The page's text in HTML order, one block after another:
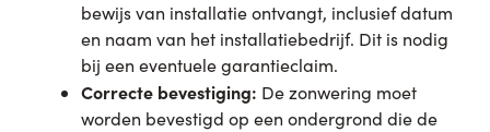
bewijs van installatie ontvangt, inclusief datum
en naam van het installatiebedrijf. Dit is nodig
bij een eventuele garantieclaim.
Correcte bevestiging: De zonwering moet
worden bevestigd op een ondergrond die de